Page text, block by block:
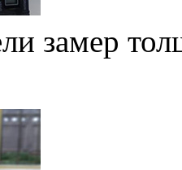
замер